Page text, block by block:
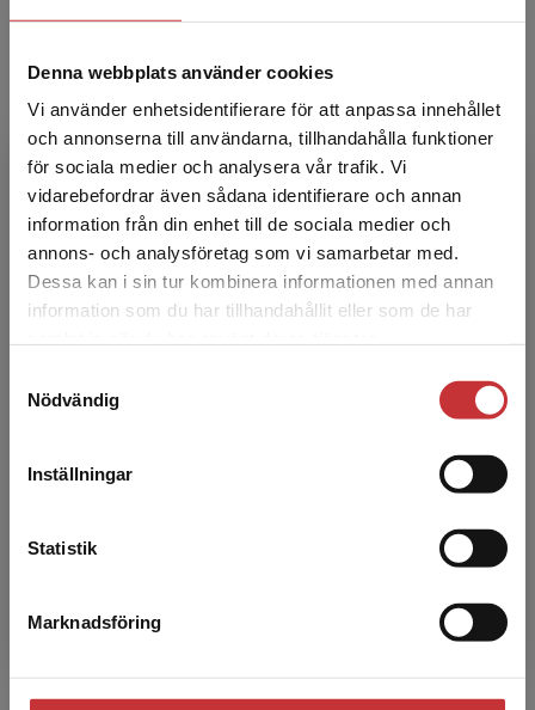
Denna webbplats använder cookies
Vi använder enhetsidentifierare för att anpassa innehållet
och annonserna till användarna, tillhandahålla funktioner
för sociala medier och analysera vår trafik. Vi
vidarebefordrar även sådana identifierare och annan
information från din enhet till de sociala medier och
annons- och analysföretag som vi samarbetar med.
Dessa kan i sin tur kombinera informationen med annan
information som du har tillhandahållit eller som de har
Nödvändig
Inställningar
Statistik
Marknadsföring
Begränsad fraktregion
Det verkar som att du besöker
studentlitteratur.se via en enhet utanför Sverige.
Vi erbjuder inte leveranser utanför Sverige. För
att kunna slutföra ett köp måste
Fia Andersson
Fia Andersson är lärare, fil.dr i pedagogik och
lektor i specialpedagogik vid
Specialpedagogiska institutionen, Stockholms
Lillemor Aneer, fil. mag. i specialpedagogik,
Stockholms universitet...